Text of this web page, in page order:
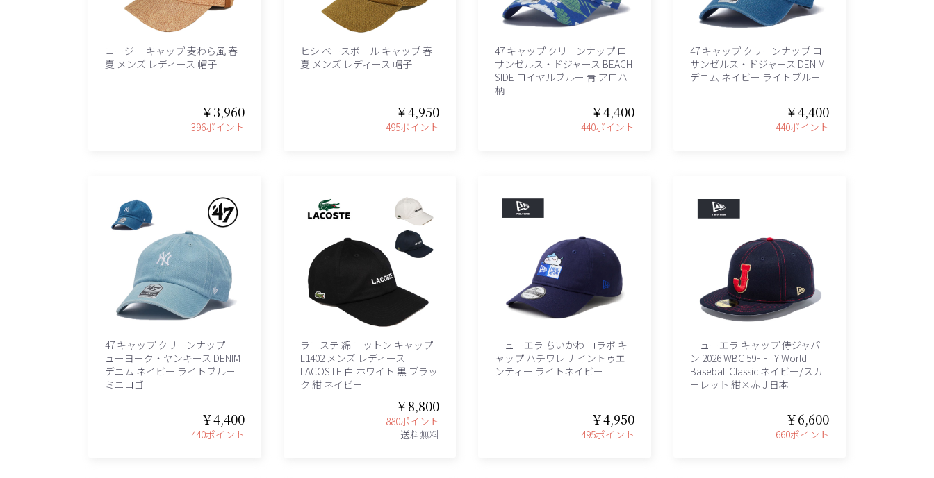
コージー キャップ 麦わら風 春
夏 メンズ レディース 帽子
￥3,960
396ポイント
ヒシ ベースボール キャップ 春
夏 メンズ レディース 帽子
￥4,950
495ポイント
47 キャップ クリーンナップ ロ
サンゼルス・ドジャース BEACH
SIDE ロイヤルブルー 青 アロハ
柄
￥4,400
440ポイント
47 キャップ クリーンナップ ロ
サンゼルス・ドジャース DENIM
デニム ネイビー ライトブルー
￥4,400
440ポイント
47 キャップ クリーンナップ ニ
ューヨーク・ヤンキース DENIM
デニム ネイビー ライトブルー
ミニロゴ
￥4,400
440ポイント
ラコステ 綿 コットン キャップ
L1402 メンズ レディース
LACOSTE 白 ホワイト 黒 ブラッ
ク 紺 ネイビー
￥8,800
880ポイント
送料無料
ニューエラ ちいかわ コラボ キ
ャップ ハチワレ ナイントゥエ
ンティー ライトネイビー
￥4,950
495ポイント
ニューエラ キャップ 侍ジャパ
ン 2026 WBC 59FIFTY World
Baseball Classic ネイビー/スカ
ーレット 紺×赤 J 日本
￥6,600
660ポイント